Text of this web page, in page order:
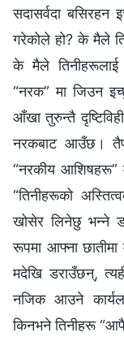
सदासर्वदा बसिरहन
गरेकोले हो? के मैले
के मैले तिनीहरूलाई
“नरक” मा जिउन
आँखा तुरुन्तै
नरकबाट आउँछ।
“नरकीय आशिषहरू”
“तिनीहरूको
खोसेर लिनेछु भन्‍ने
रूपमा आफ्‍ना
मदेखि डराउँछन्,
नजिक आउने
किनभने तिनीहरू